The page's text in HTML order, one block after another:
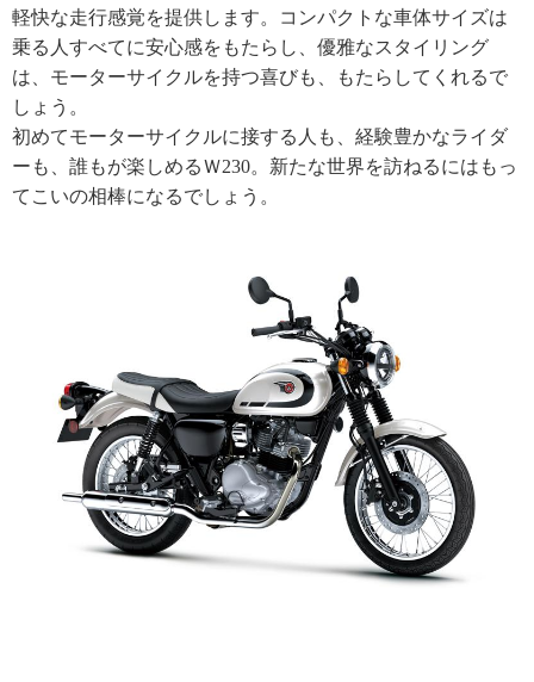
軽快な走行感覚を提供します。コンパクトな車体サイズは
乗る人すべてに安心感をもたらし、優雅なスタイリング
は、モーターサイクルを持つ喜びも、もたらしてくれるで
しょう。
初めてモーターサイクルに接する人も、経験豊かなライダ
ーも、誰もが楽しめるＷ230。新たな世界を訪ねるにはもっ
てこいの相棒になるでしょう。